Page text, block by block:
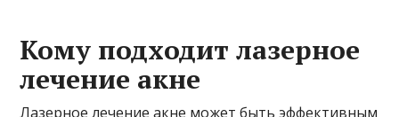
Кому подходит лазерное
лечение акне
Лазерное лечение акне может быть эффективным